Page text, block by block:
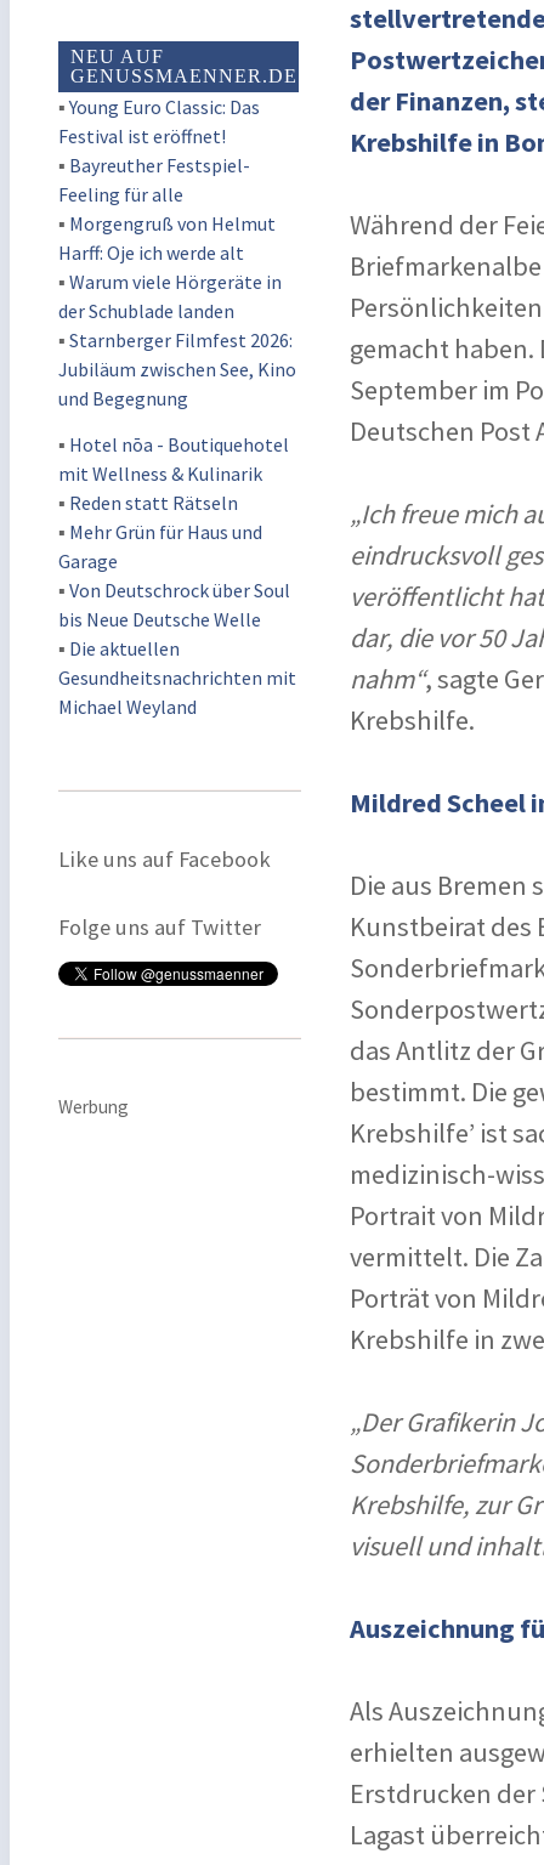
NEU AUF
GENUSSMAENNER.DE
▪Young Euro Classic: Das
Festival ist eröffnet!
▪ Bayreuther Festspiel-
Feeling für alle
▪ Morgengruß von Helmut
Harff: Oje ich werde alt
▪ Warum viele Hörgeräte in
der Schublade landen
▪ Starnberger Filmfest 2026:
Jubiläum zwischen See, Kino
und Begegnung
▪ Hotel nōa - Boutiquehotel
mit Wellness & Kulinarik
▪ Reden statt Rätseln
▪ Mehr Grün für Haus und
Garage
▪ Von Deutschrock über Soul
bis Neue Deutsche Welle
▪ Die aktuellen
Gesundheitsnachrichten mit
Michael Weyland
Like uns auf Facebook
Folge uns auf Twitter
Werbung
der Finanzen,
Krebshilfe in
Während der
gemacht
September im
Deutschen Post
„Ich freue mich
eindrucksvoll
veröffentlicht
dar, die vor 50
nahm“, sagte
Krebshilfe.
Mildred Scheel
Die aus Bremen
Kunstbeirat
das Antlitz der
bestimmt. Die
Krebshilfe’ ist
medizinisch-
Portrait von
vermittelt. Die
Porträt von
Krebshilfe in
„Der Grafikerin
Krebshilfe, zur
visuell und
Auszeichnung
Als
erhielten
Erstdrucken
Lagast